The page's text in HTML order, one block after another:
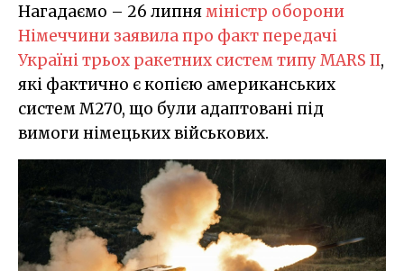
Нагадаємо – 26 липняміністр оборони
Німеччини заявила про факт передачі
Україні трьох ракетних систем типу MARS II,
які фактично є копією американських
систем M270, що були адаптовані під
вимоги німецьких військових.